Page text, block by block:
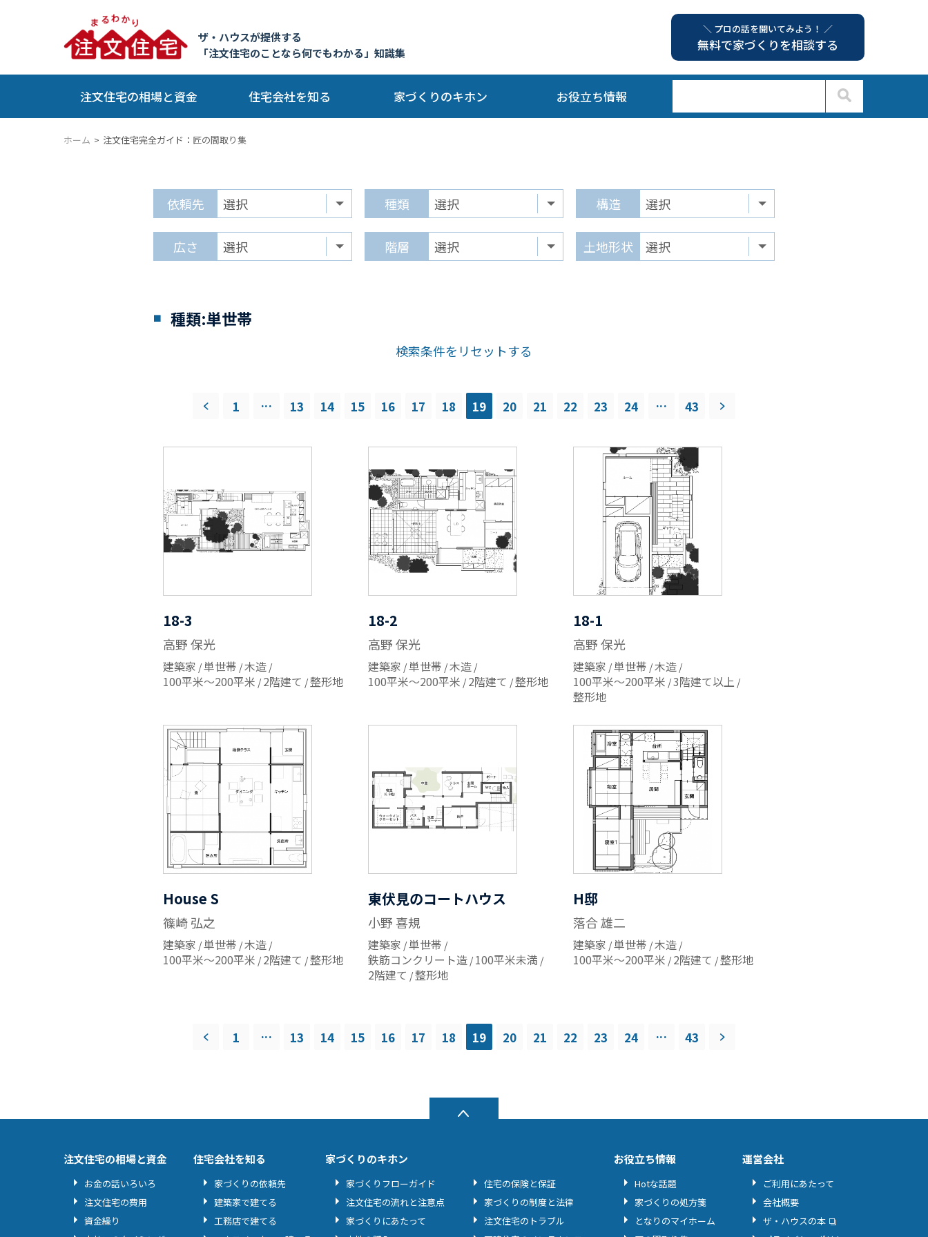
ザ・ハウスが提供する
「注文住宅のことなら何でもわかる」知識集
＼ プロの話を聞いてみよう！ ／
無料で家づくりを相談する
注文住宅の相場と資金 住宅会社を知る 家づくりのキホン お役立ち情報
ホーム 注文住宅完全ガイド： 匠の間取り集
依頼先 種類 構造
広さ 階層 土地形状
種類:単世帯
検索条件をリセットする
1 ... 13 14 15 16 17 18 19 20 21 22 23 24 ... 43
18-3
高野 保光
建築家 単世帯 木造
100平米～200平米 2階建て 整形地
18-2
高野 保光
建築家 単世帯 木造
100平米～200平米 2階建て 整形地
18-1
高野 保光
建築家 単世帯 木造
100平米～200平米 3階建て以上
整形地
House S
篠崎 弘之
建築家 単世帯 木造
100平米～200平米 2階建て 整形地
東伏見のコートハウス
小野 喜規
建築家 単世帯
鉄筋コンクリート造 100平米未満
2階建て 整形地
H邸
落合 雄二
建築家 単世帯 木造
100平米～200平米 2階建て 整形地
1 ... 13 14 15 16 17 18 19 20 21 22 23 24 ... 43
注文住宅の相場と資金
お金の話いろいろ
注文住宅の費用
資金繰り
住宅会社を知る
家づくりの依頼先
建築家で建てる
工務店で建てる
家づくりのキホン
家づくりフローガイド
注文住宅の流れと注意点
家づくりにあたって
住宅の保険と保証
家づくりの制度と法律
注文住宅のトラブル
お役立ち情報
Hotな話題
家づくりの処方箋
となりのマイホーム
運営会社
ご利用にあたって
会社概要
ザ・ハウスの本